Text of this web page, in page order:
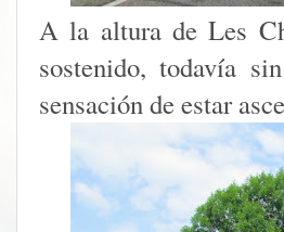
A la altura de Les
sostenido, todavía
sensación de estar